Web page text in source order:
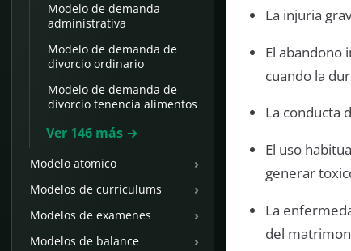
Modelo de demanda
administrativa
Modelo de demanda de
divorcio ordinario
Modelo de demanda de
divorcio tenencia alimentos
Ver 146 más →
Modelo atomico ›
Modelos de curriculums ›
Modelos de examenes ›
Modelos de balance ›
La injuria
El abandono
cuando la
La conducta
El uso
generar
La
del